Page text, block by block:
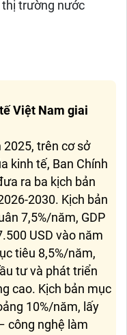
trường nước
Việt Nam giai
trên cơ sở
kinh tế, Ban Chính
ra ba kịch bản
2030. Kịch bản
7,5%/năm, GDP
USD vào năm
tiêu 8,5%/năm,
tư và phát triển
cao. Kịch bản mục
10%/năm, lấy
công nghệ làm